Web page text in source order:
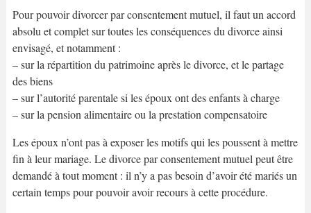
Pour pouvoir divorcer par consentement mutuel, il faut un accord
absolu et complet sur toutes les conséquences du divorce ainsi
envisagé, et notamment :
– sur la répartition du patrimoine après le divorce, et le partage
des biens
– sur l’autorité parentale si les époux ont des enfants à charge
– sur la pension alimentaire ou la prestation compensatoire
Les époux n’ont pas à exposer les motifs qui les poussent à mettre
fin à leur mariage. Le divorce par consentement mutuel peut être
demandé à tout moment : il n’y a pas besoin d’avoir été mariés un
certain temps pour pouvoir avoir recours à cette procédure.